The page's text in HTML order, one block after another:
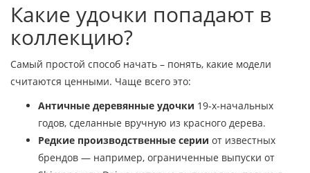
Какие удочки попадают в
коллекцию?
Самый простой способ начать – понять, какие модели
считаются ценными. Чаще всего это:
Античные деревянные удочки 19‑х‑начальных
годов, сделанные вручную из красного дерева.
Редкие производственные серии от известных
брендов — например, ограниченные выпуски от